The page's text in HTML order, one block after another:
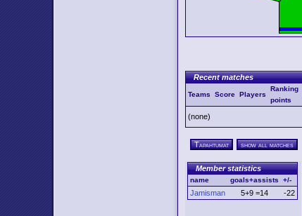
Recent matches
Teams Score Players
Ranking
points
(none)
Tapahtumat show all matches
Member statistics
name goals+assists +/-
Jamisman 5+9 =14 -22